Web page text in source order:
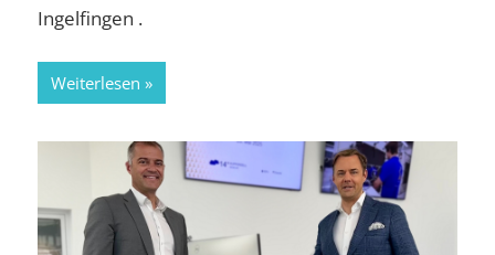
Ingelfingen .
Weiterlesen